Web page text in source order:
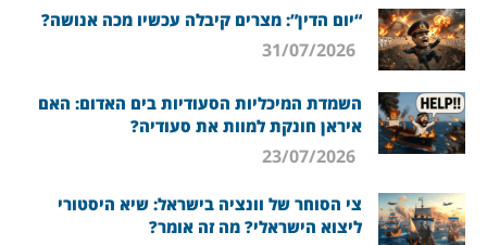
“יום הדין”: מצרים קיבלה עכשיו מכה אנושה?
השמדת המיכליות הסעודיות בים האדום: האם
איראן חונקת למוות את סעודיה?
צי הסוחר של וונציה בישראל: שיא היסטורי
ליצוא הישראלי? מה זה אומר?